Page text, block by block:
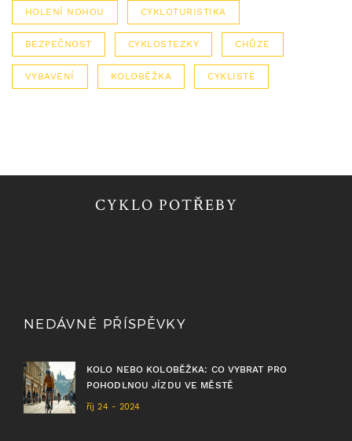
HOLENÍ NOHOU CYKLOTURISTIKA
BEZPEČNOST CYKLOSTEZKY CHŮZE
VYBAVENÍ KOLOBĚŽKA CYKLISTÉ
CYKLO POTŘEBY
NEDÁVNÉ PŘÍSPĚVKY
KOLO NEBO KOLOBĚŽKA: CO VYBRAT PRO
POHODLNOU JÍZDU VE MĚSTĚ
říj 24 - 2024